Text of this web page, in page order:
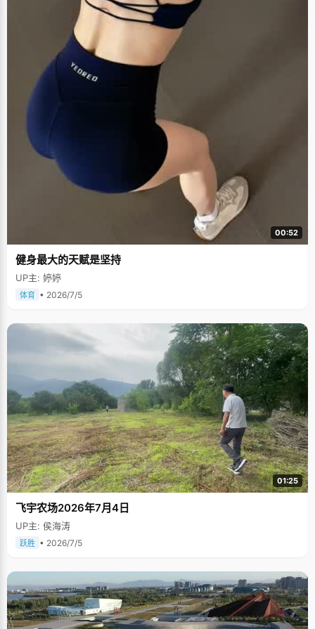
00:52
健身最大的天赋是坚持
UP主: 婷婷
体育 • 2026/7/5
01:25
飞宇农场2026年7月4日
UP主: 侯海涛
跃胜 • 2026/7/5